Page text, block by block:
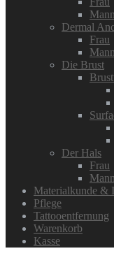
Mann
Dermal
Frau
Mann
Die Brust
Der Hals
Frau
Mann
Materialkunde &
Pflege
Tattooentfernung
Warenkorb
Kasse